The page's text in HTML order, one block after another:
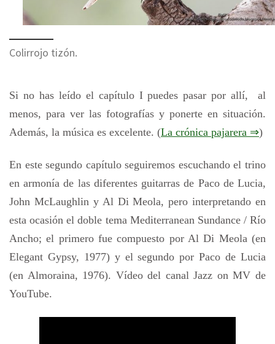
Colirrojo tizón.
Si no has leído el capítulo I puedes pasar por allí, al
menos, para ver las fotografías y ponerte en situación.
Además, la música es excelente. (La crónica pajarera ⇒)
En este segundo capítulo seguiremos escuchando el trino
en armonía de las diferentes guitarras de Paco de Lucia,
John McLaughlin y Al Di Meola, pero interpretando en
esta ocasión el doble tema Mediterranean Sundance / Río
Ancho; el primero fue compuesto por Al Di Meola (en
Elegant Gypsy, 1977) y el segundo por Paco de Lucia
(en Almoraina, 1976). Vídeo del canal Jazz on MV de
YouTube.